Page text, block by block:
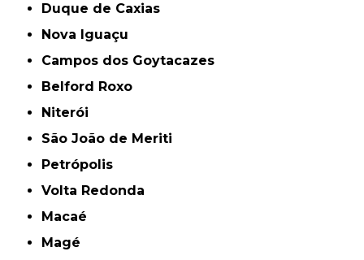
Duque de Caxias
Nova Iguaçu
Campos dos Goytacazes
Belford Roxo
Niterói
São João de Meriti
Petrópolis
Volta Redonda
Macaé
Magé